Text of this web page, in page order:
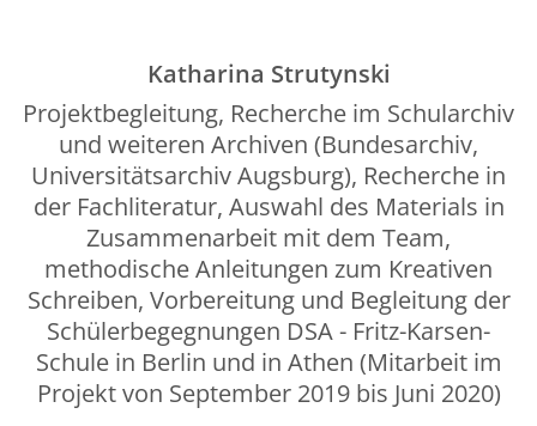
Katharina Strutynski
Projektbegleitung, Recherche im Schularchiv
und weiteren Archiven (Bundesarchiv,
Universitätsarchiv Augsburg), Recherche in
der Fachliteratur, Auswahl des Materials in
Zusammenarbeit mit dem Team,
methodische Anleitungen zum Kreativen
Schreiben, Vorbereitung und Begleitung der
Schülerbegegnungen DSA - Fritz-Karsen-
Schule in Berlin und in Athen (Mitarbeit im
Projekt von September 2019 bis Juni 2020)